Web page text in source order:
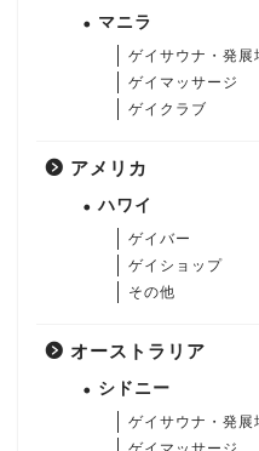
マニラ
ゲイサウナ・発展
ゲイマッサージ
ゲイクラブ
アメリカ
ハワイ
ゲイバー
ゲイショップ
その他
オーストラリア
シドニー
ゲイサウナ・発展